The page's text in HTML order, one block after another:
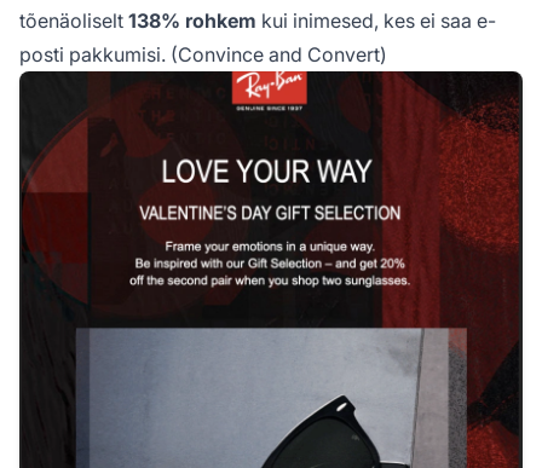
tõenäoliselt 138% rohkem kui inimesed, kes ei saa e-
posti pakkumisi. (Convince and Convert)